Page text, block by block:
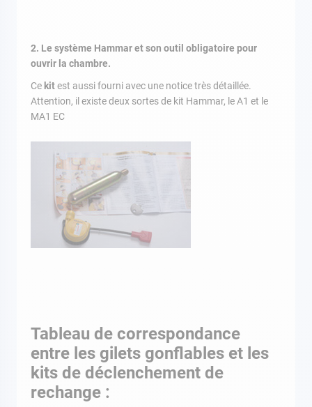
2. Le système Hammar et son outil obligatoire pour
ouvrir la chambre.
Ce kitest aussi fourni avec une notice très détaillée.
Attention, il existe deux sortes de kit Hammar, le A1 et le
MA1 EC
Tableau de correspondance
entre les gilets gonflables et les
kits de déclenchement de
rechange :